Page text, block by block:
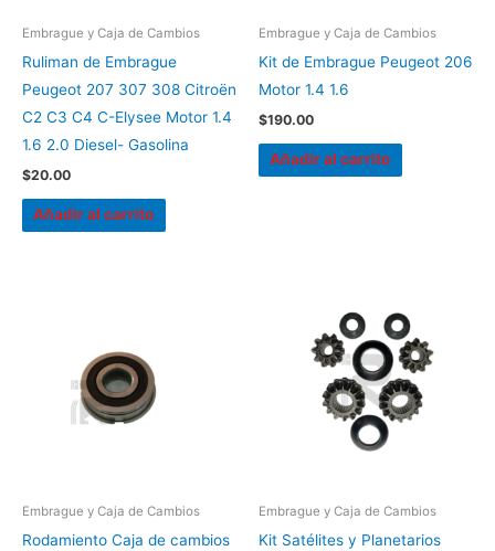
Embrague y Caja de Cambios
Ruliman de Embrague
Peugeot 207 307 308 Citroën
C2 C3 C4 C-Elysee Motor 1.4
1.6 2.0 Diesel- Gasolina
$20.00
Añadir al carrito
Embrague y Caja de Cambios
Kit de Embrague Peugeot 206
Motor 1.4 1.6
$190.00
Añadir al carrito
Embrague y Caja de Cambios
Rodamiento Caja de cambios
Embrague y Caja de Cambios
Kit Satélites y Planetarios